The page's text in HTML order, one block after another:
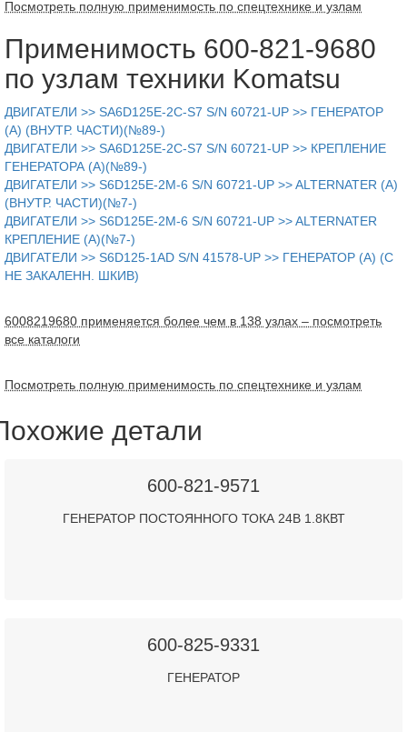
Посмотреть полную применимость по спецтехнике и узлам
Применимость 600-821-9680
по узлам техники Komatsu
ДВИГАТЕЛИ >> SA6D125E-2C-S7 S/N 60721-UP >> ГЕНЕРАТОР
(A) (ВНУТР. ЧАСТИ)(№89-)
ДВИГАТЕЛИ >> SA6D125E-2C-S7 S/N 60721-UP >> КРЕПЛЕНИЕ
ГЕНЕРАТОРА (A)(№89-)
ДВИГАТЕЛИ >> S6D125E-2M-6 S/N 60721-UP >> ALTERNATER (A)
(ВНУТР. ЧАСТИ)(№7-)
ДВИГАТЕЛИ >> S6D125E-2M-6 S/N 60721-UP >> ALTERNATER
КРЕПЛЕНИЕ (A)(№7-)
ДВИГАТЕЛИ >> S6D125-1AD S/N 41578-UP >> ГЕНЕРАТОР (A) (С
НЕ ЗАКАЛЕНН. ШКИВ)
6008219680 применяется более чем в 138 узлах – посмотреть
все каталоги
Посмотреть полную применимость по спецтехнике и узлам
детали
600-821-9571
ГЕНЕРАТОР ПОСТОЯННОГО ТОКА 24В 1.8КВТ
600-825-9331
ГЕНЕРАТОР